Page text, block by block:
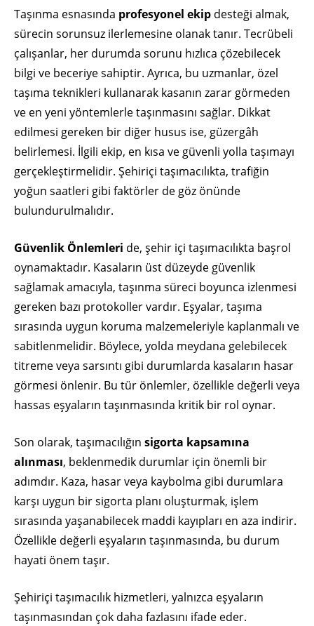
Taşınma esnasında profesyonel ekip desteği almak,
sürecin sorunsuz ilerlemesine olanak tanır. Tecrübeli
çalışanlar, her durumda sorunu hızlıca çözebilecek
bilgi ve beceriye sahiptir. Ayrıca, bu uzmanlar, özel
taşıma teknikleri kullanarak kasanın zarar görmeden
ve en yeni yöntemlerle taşınmasını sağlar. Dikkat
edilmesi gereken bir diğer husus ise, güzergâh
belirlemesi. İlgili ekip, en kısa ve güvenli yolla taşımayı
gerçekleştirmelidir. Şehiriçi taşımacılıkta, trafiğin
yoğun saatleri gibi faktörler de göz önünde
bulundurulmalıdır.
Güvenlik Önlemleri de, şehir içi taşımacılıkta başrol
oynamaktadır. Kasaların üst düzeyde güvenlik
sağlamak amacıyla, taşınma süreci boyunca izlenmesi
gereken bazı protokoller vardır. Eşyalar, taşıma
sırasında uygun koruma malzemeleriyle kaplanmalı ve
sabitlenmelidir. Böylece, yolda meydana gelebilecek
titreme veya sarsıntı gibi durumlarda kasaların hasar
görmesi önlenir. Bu tür önlemler, özellikle değerli veya
hassas eşyaların taşınmasında kritik bir rol oynar.
Son olarak, taşımacılığın sigorta kapsamına
alınması, beklenmedik durumlar için önemli bir
adımdır. Kaza, hasar veya kaybolma gibi durumlara
karşı uygun bir sigorta planı oluşturmak, işlem
sırasında yaşanabilecek maddi kayıpları en aza indirir.
Özellikle değerli eşyaların taşınmasında, bu durum
hayati önem taşır.
Şehiriçi taşımacılık hizmetleri, yalnızca eşyaların
taşınmasından çok daha fazlasını ifade eder.